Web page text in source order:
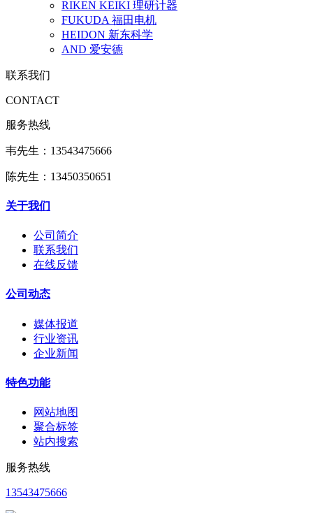
RIKEN KEIKI 理研计器
FUKUDA 福田电机
HEIDON 新东科学
AND 爱安德
联系我们
CONTACT
服务热线
韦先生：13543475666
陈先生：13450350651
关于我们
公司简介
联系我们
在线反馈
公司动态
媒体报道
行业资讯
企业新闻
特色功能
网站地图
聚合标签
站内搜索
服务热线
13543475666